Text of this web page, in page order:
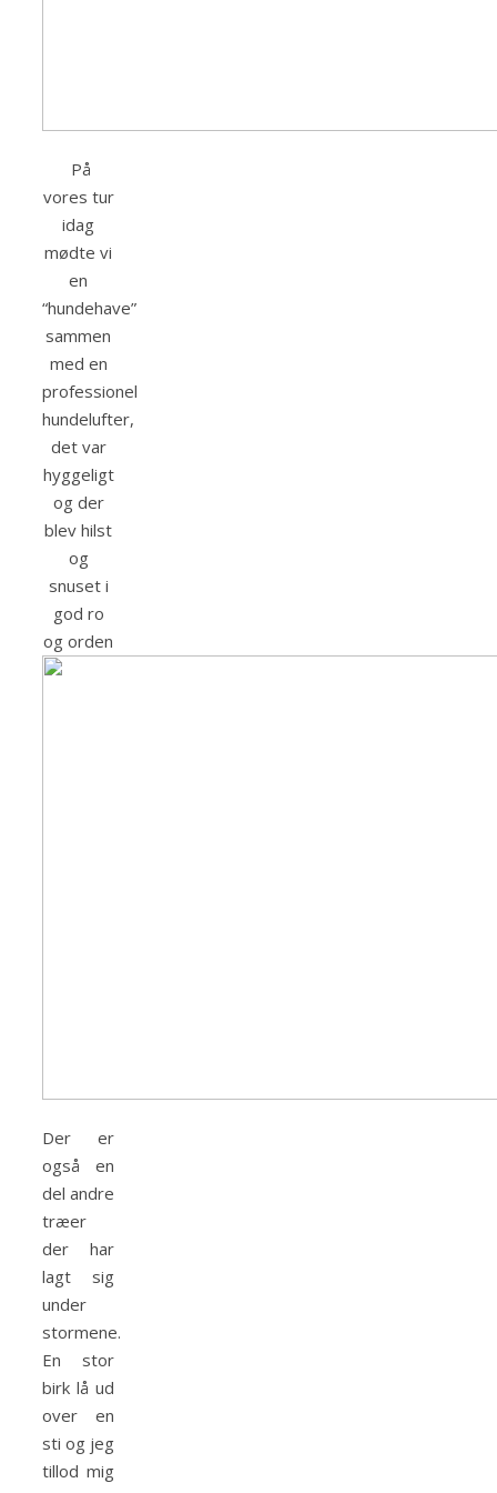
På
vores tur
idag
mødte vi
en
“hundehave”
sammen
med en
professionel
hundelufter,
det var
hyggeligt
og der
blev hilst
og
snuset i
god ro
og orden
Der er
også en
del andre
træer
der har
lagt sig
under
stormene.
En stor
birk lå ud
over en
sti og jeg
tillod mig